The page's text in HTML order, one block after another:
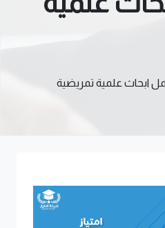
ابحاث علمية تمريضية